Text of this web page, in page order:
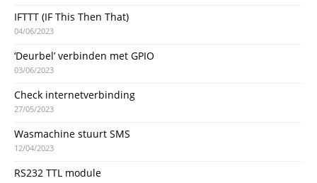
IFTTT (IF This Then That)
04/06/2023
‘Deurbel’ verbinden met GPIO
03/06/2023
Check internetverbinding
27/05/2023
Wasmachine stuurt SMS
12/04/2023
RS232 TTL module